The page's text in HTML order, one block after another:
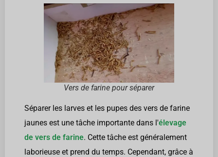
Vers de farine pour séparer
Séparer les larves et les pupes des vers de farine
jaunes est une tâche importante dans l'élevage
de vers de farine. Cette tâche est généralement
laborieuse et prend du temps. Cependant, grâce à